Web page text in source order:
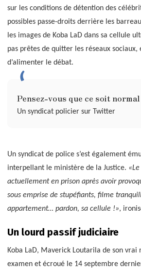
sur les conditions de détention des
possibles passe-droits derrière les
les images de Koba LaD dans sa cellule
pas prêtes de quitter les réseaux
d’alimenter le débat.
Pensez-vous que ce soit normal
Un syndicat policier sur Twitter
Un syndicat de police s’est également
interpellant le ministère de la Justice.
actuellement en prison après avoir
sous emprise de stupéfiants, filme
appartement… pardon, sa cellule !»,
Un lourd passif judiciaire
Koba LaD, Maverick Loutarila de son vrai
examen et écroué le 14 septembre